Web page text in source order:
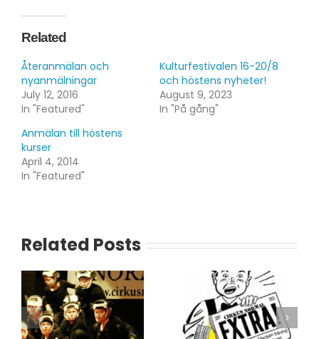
Related
Återanmälan och
nyanmälningar
July 12, 2016
In "Featured"
Kulturfestivalen 16-20/8
och höstens nyheter!
August 9, 2023
In "På gång"
Anmälan till höstens
kurser
April 4, 2014
In "Featured"
Related Posts